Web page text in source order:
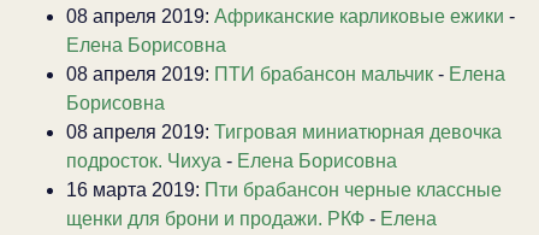
08 апреля 2019: Африканские карликовые ежики -
Елена Борисовна
08 апреля 2019: ПТИ брабансон мальчик - Елена
Борисовна
08 апреля 2019: Тигровая миниатюрная девочка
подросток. Чихуа - Елена Борисовна
16 марта 2019: Пти брабансон черные классные
щенки для брони и продажи. РКФ - Елена